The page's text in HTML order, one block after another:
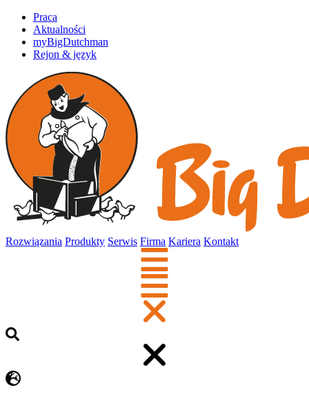
Praca
Aktualności
myBigDutchman
Rejon & język
Rozwiązania Produkty Serwis Firma Kariera Kontakt